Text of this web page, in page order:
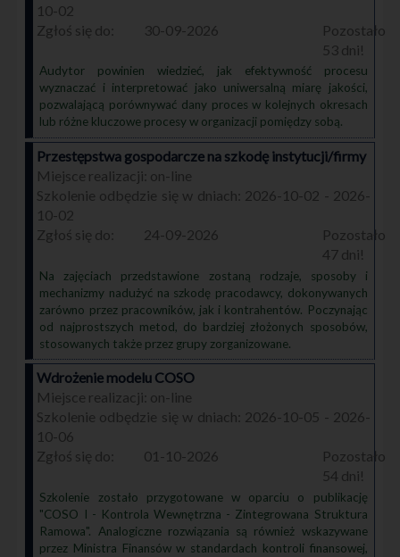
10-02
30-09-2026
53
Audytor powinien wiedzieć, jak efektywność procesu
wyznaczać i interpretować jako uniwersalną miarę jakości,
pozwalającą porównywać dany proces w kolejnych okresach
lub różne kluczowe procesy w organizacji pomiędzy sobą.
Przestępstwa gospodarcze na szkodę instytucji/firmy
on-line
2026-10-02 - 2026-
10-02
24-09-2026
47
Na zajęciach przedstawione zostaną rodzaje, sposoby i
mechanizmy nadużyć na szkodę pracodawcy, dokonywanych
zarówno przez pracowników, jak i kontrahentów. Poczynając
od najprostszych metod, do bardziej złożonych sposobów,
stosowanych także przez grupy zorganizowane.
Wdrożenie modelu COSO
on-line
2026-10-05 - 2026-
10-06
01-10-2026
54
Szkolenie zostało przygotowane w oparciu o publikację
"COSO I - Kontrola Wewnętrzna - Zintegrowana Struktura
Ramowa". Analogiczne rozwiązania są również wskazywane
przez Ministra Finansów w standardach kontroli finansowej,